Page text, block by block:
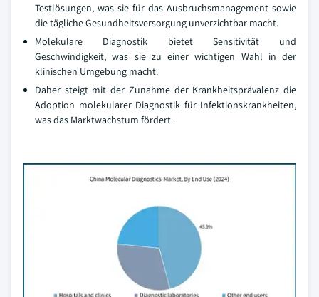
Testlösungen, was sie für das Ausbruchsmanagement sowie
die tägliche Gesundheitsversorgung unverzichtbar macht.
Molekulare Diagnostik bietet Sensitivität und
Geschwindigkeit, was sie zu einer wichtigen Wahl in der
klinischen Umgebung macht.
Daher steigt mit der Zunahme der Krankheitsprävalenz die
Adoption molekularer Diagnostik für Infektionskrankheiten,
was das Marktwachstum fördert.